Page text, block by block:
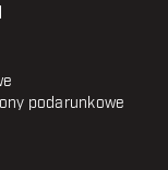
podarunkowe